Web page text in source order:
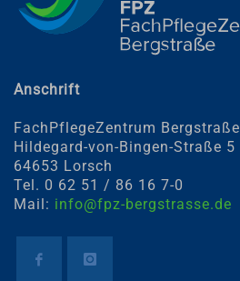
Anschrift
FachPflegeZentrum Bergstraße
Hildegard-von-Bingen-Straße 5
64653 Lorsch
Tel. 0 62 51 / 86 16 7-0
Mail: info@fpz-bergstrasse.de